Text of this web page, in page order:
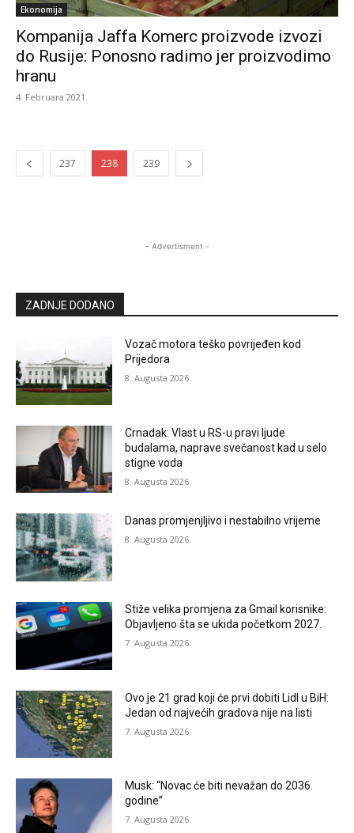
Ekonomija
Kompanija Jaffa Komerc proizvode izvozi
do Rusije: Ponosno radimo jer proizvodimo
hranu
4. Februara 2021.
237 238 239
- Advertisment -
ZADNJE DODANO
Vozač motora teško povrijeđen kod
Prijedora
8. Augusta 2026.
Crnadak: Vlast u RS-u pravi ljude
budalama, naprave svečanost kad u selo
stigne voda
8. Augusta 2026.
Danas promjenjljivo i nestabilno vrijeme
8. Augusta 2026.
Stiže velika promjena za Gmail korisnike:
Objavljeno šta se ukida početkom 2027.
7. Augusta 2026.
Ovo je 21 grad koji će prvi dobiti Lidl u BiH:
Jedan od najvećih gradova nije na listi
7. Augusta 2026.
Musk: “Novac će biti nevažan do 2036.
godine”
7. Augusta 2026.